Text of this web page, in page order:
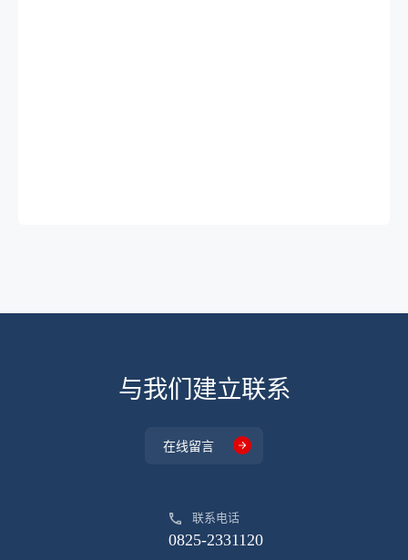
与我们建立联系
在线留言
联系电话
0825-2331120